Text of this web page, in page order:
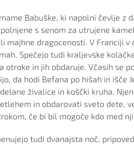
Babuške, ki napolni čevlje z
s senom za utrujene
majhne dragocenosti. V Franciji v
Spečejo tudi kraljevske
otroke in jih obdaruje. Včasih se
da hodi Befana po hišah in išče
živalice in koščki kruha.
in obdarovati sveto dete,
če bi bil mogoče kdo med
tudi dvanajsta noč,